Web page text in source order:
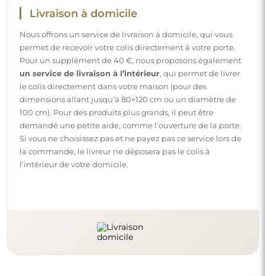
Livraison à domicile
Nous offrons un service de livraison à domicile, qui vous
permet de recevoir votre colis directement à votre porte.
Pour un supplément de 40 €, nous proposons également
un service de livraison à l’intérieur, qui permet de livrer
le colis directement dans votre maison (pour des
dimensions allant jusqu’à 80×120 cm ou un diamètre de
100 cm). Pour des produits plus grands, il peut être
demandé une petite aide, comme l’ouverture de la porte.
Si vous ne choisissez pas et ne payez pas ce service lors de
la commande, le livreur ne déposera pas le colis à
l’intérieur de votre domicile.